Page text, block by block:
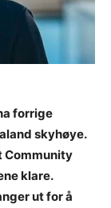
forrige
skyhøye.
Community
klare.
ut for å